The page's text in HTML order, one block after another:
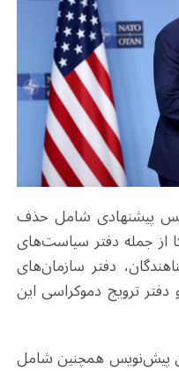
پیشنهادی شامل حذف
از جمله دفتر سیاست‌های
دفتر سازمان‌های
دفتر ترویج دموکراسی این
پیش‌نویس همچنین شامل